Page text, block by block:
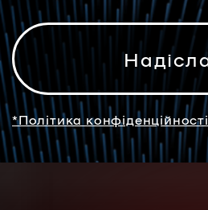
*Політика конфіденційності